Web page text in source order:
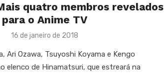
quatro membros revelados
para o Anime TV
Posted
16 de janeiro de 2018
Ari Ozawa, Tsuyoshi Koyama e Kengo
elenco de Hinamatsuri, que estreará na